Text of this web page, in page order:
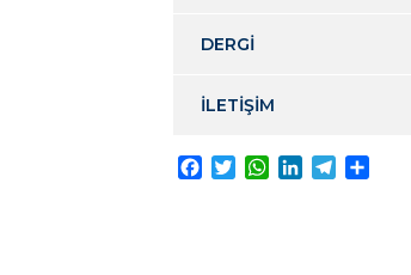
DERGİ
İLETİŞİM
Facebook
TwitterWhatsApp
LinkedInTelegram